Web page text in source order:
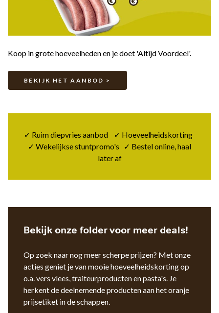
Koop in grote hoeveelheden en je doet 'Altijd Voordeel'.
BEKIJK HET AANBOD >
✓ Ruim diepvries aanbod ✓ Hoeveelheidskorting
✓ Wekelijkse stuntpromo's ✓ Bestel online, haal
later af
Bekijk onze folder voor meer deals!
Op zoek naar nog meer scherpe prijzen? Met onze
acties geniet je van mooie hoeveelheidskorting op
o.a. vers vlees, traiteurproducten en pasta's. Je
herkent de deelnemende producten aan het oranje
prijsetiket in de schappen.